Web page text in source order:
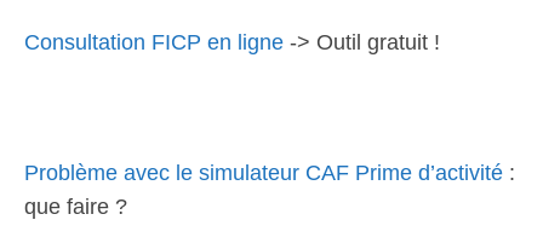
Consultation FICP en ligne -> Outil gratuit !
Problème avec le simulateur CAF Prime d’activité :
que faire ?